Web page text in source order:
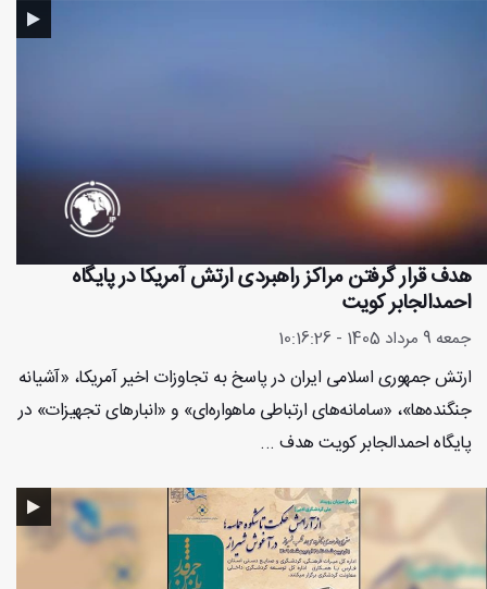
هدف قرار گرفتن مراکز راهبردی ارتش آمریکا در پایگاه
احمدالجابر کویت
جمعه 9 مرداد 1405 - 10:16:26
ارتش جمهوری اسلامی ایران در پاسخ به تجاوزات اخیر آمریکا، «آشیانه
جنگنده‌ها»، «سامانه‌های ارتباطی ماهواره‌ای» و «انبارهای تجهیزات» در
پایگاه احمدالجابر کویت هدف ...